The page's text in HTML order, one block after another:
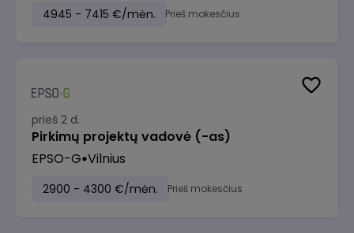
4945 - 7415 €/mėn. Prieš mokesčius
prieš 2 d.
Pirkimų projektų vadovė (-as)
EPSO-G Vilnius
2900 - 4300 €/mėn. Prieš mokesčius